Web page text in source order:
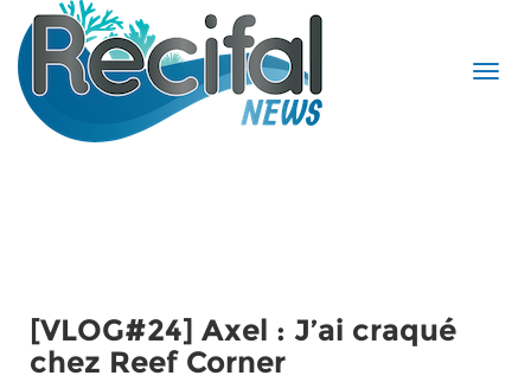
[VLOG#24] Axel : J’ai craqué
chez Reef Corner